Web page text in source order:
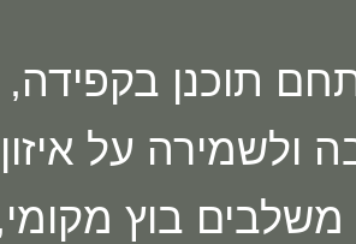
תוכנן בקפידה,
על איזון
משלבים בוץ